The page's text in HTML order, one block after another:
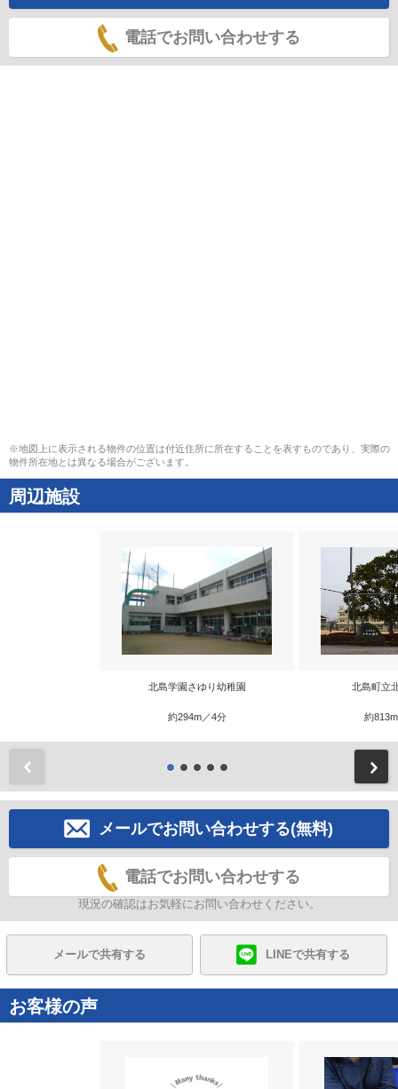
電話でお問い合わせする
※地図上に表示される物件の位置は付近住所に所在することを表すものであり、実際の
物件所在地とは異なる場合がございます。
周辺施設
北島学園さゆり幼稚園
約294m／4分
北島町立
約
メールでお問い合わせする(無料)
電話でお問い合わせする
現況の確認はお気軽にお問い合わせください。
メールで共有する LINEで共有する
お客様の声